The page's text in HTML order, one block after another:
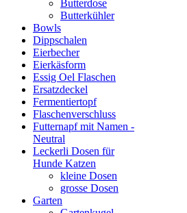
Butterdose
Butterkühler
Bowls
Dippschalen
Eierbecher
Eierkäsform
Essig Oel Flaschen
Ersatzdeckel
Fermentiertopf
Flaschenverschluss
Futternapf mit Namen -
Neutral
Leckerli Dosen für
Hunde Katzen
kleine Dosen
grosse Dosen
Garten